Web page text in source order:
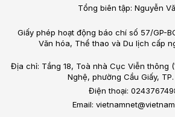
Tổng biên tập: Nguyễn
Giấy phép hoạt động báo chí số 57/GP-
Văn hóa, Thể thao và Du lịch cấp
Địa chỉ: Tầng 18, Toà nhà Cục Viễn thông
Nghệ, phường Cầu Giấy, TP.
Điện thoại:
Email: